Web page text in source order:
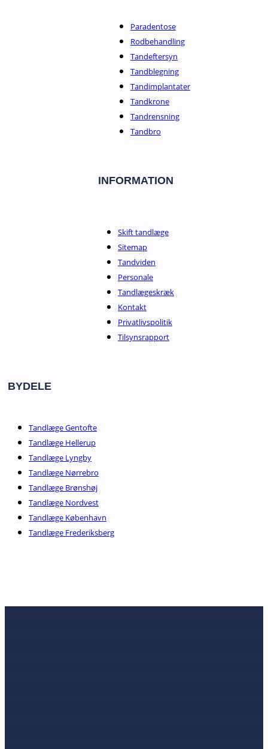
Paradentose
Rodbehandling
Tandeftersyn
Tandblegning
Tandimplantater
Tandkrone
Tandrensning
Tandbro
INFORMATION
Skift tandlæge
Sitemap
Tandviden
Personale
Tandlægeskræk
Kontakt
Privatlivspolitik
Tilsynsrapport
BYDELE
Tandlæge Gentofte
Tandlæge Hellerup
Tandlæge Lyngby
Tandlæge Nørrebro
Tandlæge Brønshøj
Tandlæge Nordvest
Tandlæge København
Tandlæge Frederiksberg